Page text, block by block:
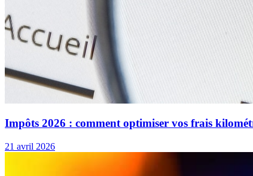
Impôts 2026 : comment optimiser vos frais
21 avril 2026